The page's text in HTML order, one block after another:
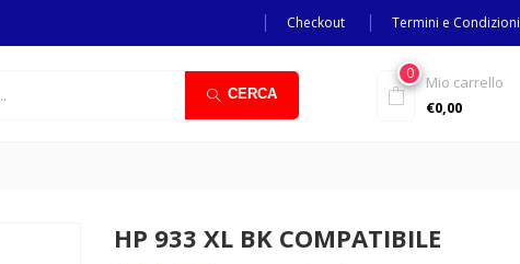
Checkout Termini e Condizioni
CERCA
0
Mio carrello
€0,00
HP 933 XL BK COMPATIBILE